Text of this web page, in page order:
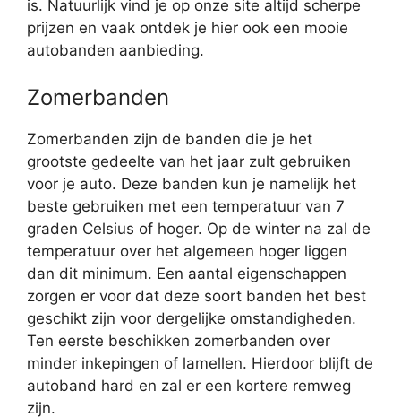
is. Natuurlijk vind je op onze site altijd scherpe
prijzen en vaak ontdek je hier ook een mooie
autobanden aanbieding.
Zomerbanden
Zomerbanden zijn de banden die je het
grootste gedeelte van het jaar zult gebruiken
voor je auto. Deze banden kun je namelijk het
beste gebruiken met een temperatuur van 7
graden Celsius of hoger. Op de winter na zal de
temperatuur over het algemeen hoger liggen
dan dit minimum. Een aantal eigenschappen
zorgen er voor dat deze soort banden het best
geschikt zijn voor dergelijke omstandigheden.
Ten eerste beschikken zomerbanden over
minder inkepingen of lamellen. Hierdoor blijft de
autoband hard en zal er een kortere remweg
zijn.